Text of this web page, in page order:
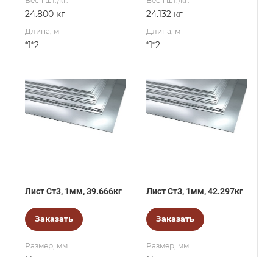
24.800 кг
Длина, м
*1*2
24.132 кг
Длина, м
*1*2
Лист Ст3, 1мм, 39.666кг
Заказать
Размер, мм
Лист Ст3, 1мм, 42.297кг
Заказать
Размер, мм